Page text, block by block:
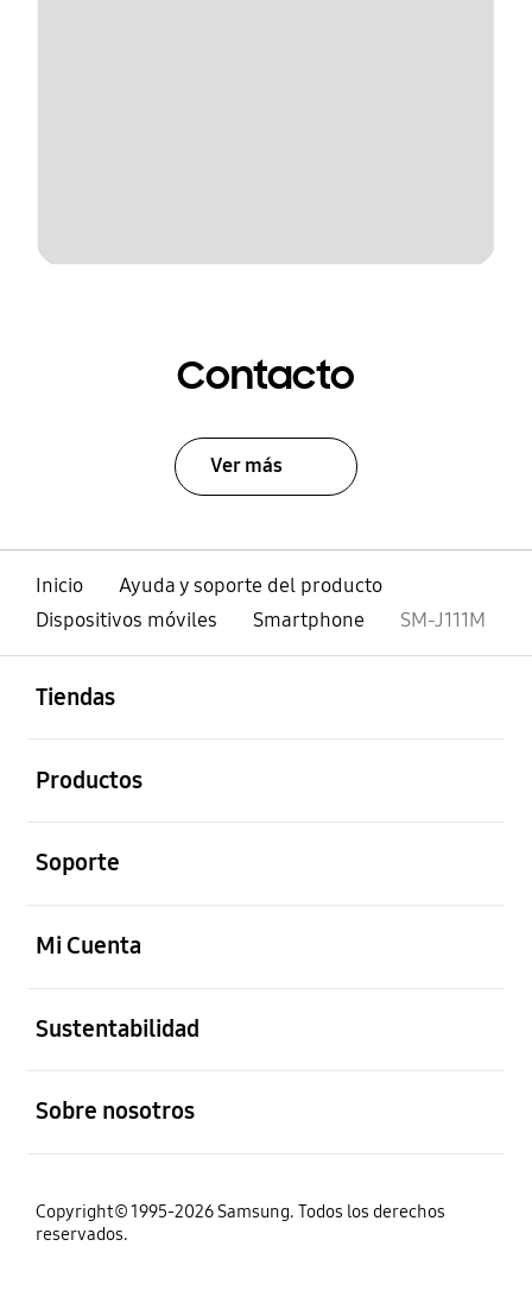
Contacto
Ver más
Inicio
Ayuda y soporte del producto
Dispositivos móviles
Smartphone SM-J111M
Tiendas
Productos
Soporte
Mi Cuenta
Sustentabilidad
Sobre nosotros
Copyright© 1995-2026 Samsung. Todos los derechos
reservados.